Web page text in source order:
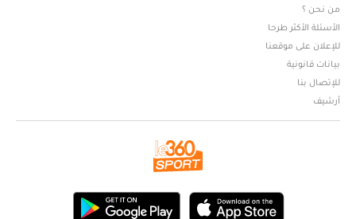
من نحن ؟
الأسئلة الأكثر طرحا
للإعلان على موقعنا
بيانات قانونية
للإتصال بنا
أرشيف